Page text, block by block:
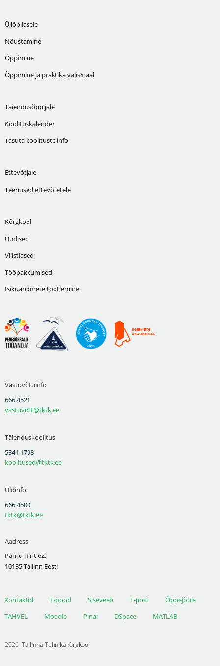
Üliõpilasele
Nõustamine
Õppimine
Õppimine ja praktika välismaal
Täiendusõppijale
Koolituskalender
Tasuta koolituste info
Ettevõtjale
Teenused ettevõtetele
Kõrgkool
Uudised
Vilistlased
Tööpakkumised
Isikuandmete töötlemine
Vastuvõtuinfo
666 4521
vastuvott@tktk.ee
Täienduskoolitus
5341 1798
koolitused@tktk.ee
Üldinfo
666 4500
tktk@tktk.ee
Aadress
Pärnu mnt 62,
10135 Tallinn Eesti
Kontaktid E-pood Siseveeb E-post
Õppejõule
TAHVEL
Moodle Pinal DSpace MATLAB
2026 Tallinna Tehnikakõrgkool